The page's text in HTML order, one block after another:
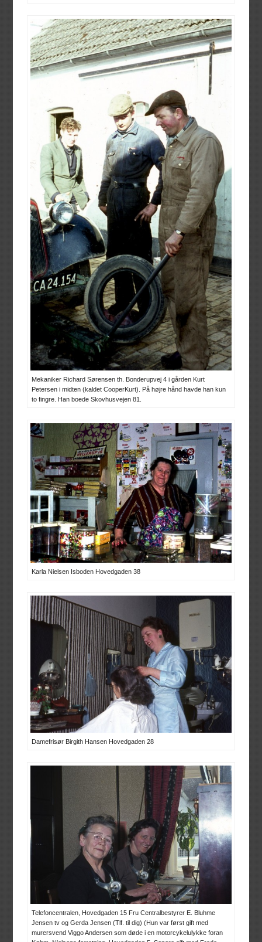
Mekaniker Richard Sørensen th. Bonderupvej 4 i gården Kurt
Petersen i midten (kaldet CooperKurt). På højre hånd havde han kun
to fingre. Han boede Skovhusvejen 81.
Karla Nielsen Isboden Hovedgaden 38
Damefrisør Birgith Hansen Hovedgaden 28
Telefoncentralen, Hovedgaden 15 Fru Centralbestyrer E. Bluhme
Jensen tv og Gerda Jensen (Tlf. til dig) (Hun var først gift med
murersvend Viggo Andersen som døde i en motorcykelulykke foran